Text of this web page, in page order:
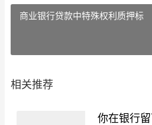
商业银行贷款中特殊权利质押标
相关推荐
你在银行